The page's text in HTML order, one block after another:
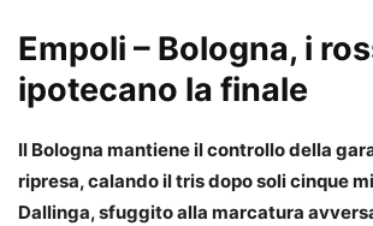
Empoli – Bologna, i
ipotecano la finale
Il Bologna mantiene il controllo della
ripresa, calando il tris dopo soli cinque
Dallinga, sfuggito alla marcatura